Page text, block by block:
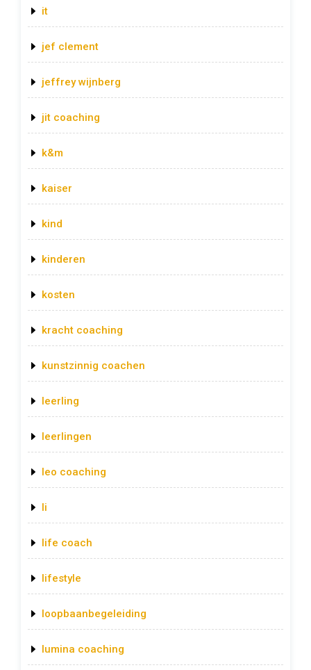
it
jef clement
jeffrey wijnberg
jit coaching
k&m
kaiser
kind
kinderen
kosten
kracht coaching
kunstzinnig coachen
leerling
leerlingen
leo coaching
li
life coach
lifestyle
loopbaanbegeleiding
lumina coaching